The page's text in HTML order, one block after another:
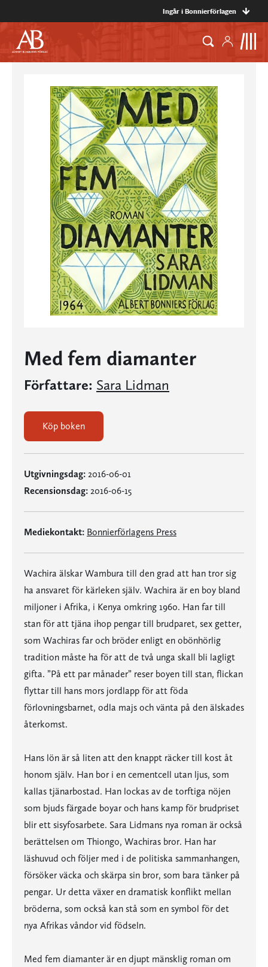
Ingår i Bonnierförlagen
Med fem diamanter
Författare: Sara Lidman
Köp boken
Utgivningsdag: 2016-06-01
Recensionsdag: 2016-06-15
Mediekontakt: Bonnierförlagens Press
Wachira älskar Wambura till den grad att han tror sig
ha ansvaret för kärleken själv. Wachira är en boy bland
miljoner i Afrika, i Kenya omkring 1960. Han far till
stan för att tjäna ihop pengar till brudparet, sex getter,
som Wachiras far och bröder enligt en obönhörlig
tradition måste ha för att de två unga skall bli lagligt
gifta. ”På ett par månader” reser boyen till stan, flickan
flyttar till hans mors jordlapp för att föda
förlovningsbarnet, odla majs och vänta på den älskades
återkomst.
Hans lön är så liten att den knappt räcker till kost åt
honom själv. Han bor i en cementcell utan ljus, som
kallas tjänarbostad. Han lockas av de torftiga nöjen
som bjuds färgade boyar och hans kamp för brudpriset
blir ett sisyfosarbete. Sara Lidmans nya roman är också
berättelsen om Thiongo, Wachiras bror. Han har
läshuvud och följer med i de politiska sammanhangen,
försöker väcka och skärpa sin bror, som bara tänker på
pengar. Ur detta växer en dramatisk konflikt mellan
bröderna, som också kan stå som en symbol för det
nya Afrikas våndor vid födseln.
Med fem diamanter är en djupt mänsklig roman om